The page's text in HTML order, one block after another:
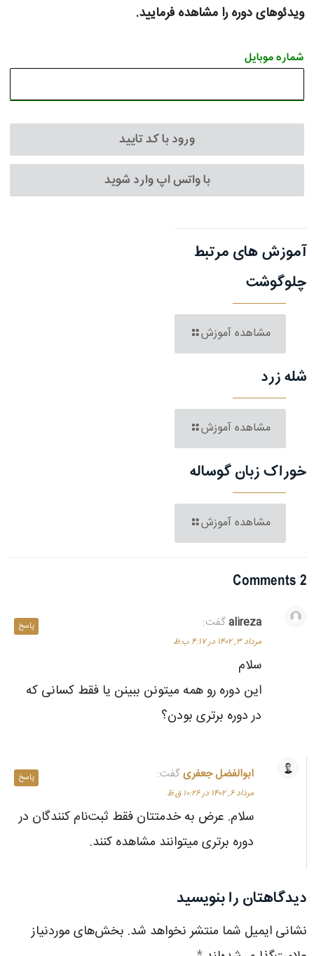
ویدئوهای دوره را مشاهده فرمایید.
شماره موبایل
ورود با کد تایید
با واتس اپ وارد شوید
آموزش های مرتبط
چلوگوشت
مشاهده آموزش
شله زرد
مشاهده آموزش
خوراک زبان گوساله
مشاهده آموزش
2 Comments
alirezaگفت:
مرداد ۳, ۱۴۰۲ در ۴:۱۷ ب.ظ
سلام
این دوره رو همه میتونن ببینن یا فقط کسانی که
در دوره برتری بودن؟
پاسخ
ابوالفضل جعفریگفت:
مرداد ۶, ۱۴۰۲ در ۱۰:۲۶ ق.ظ
سلام. عرض به خدمتتان فقط ثبت‌نام کنندگان در
دوره برتری میتوانند مشاهده کنند.
پاسخ
دیدگاهتان را بنویسید
نشانی ایمیل شما منتشر نخواهد شد. بخش‌های موردنیاز